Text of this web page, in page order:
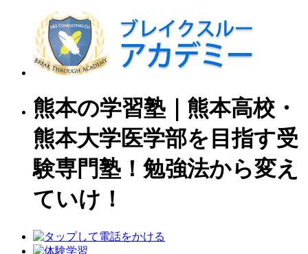
熊本の学習塾｜熊本高校・
熊本大学医学部を目指す受
験専門塾！勉強法から変え
ていけ！